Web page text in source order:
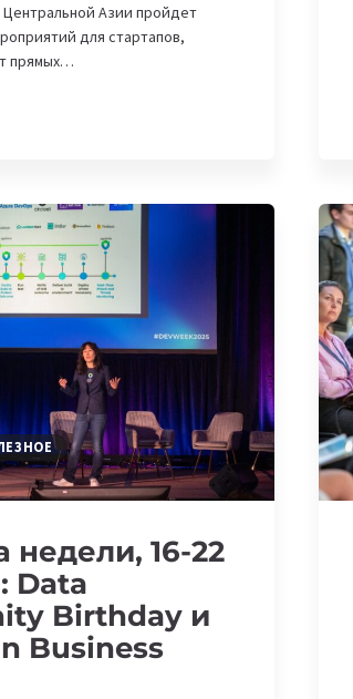
Центральной Азии пройдет
для стартапов,
прямых…
недели, 16-22
Data
Birthday и
Business